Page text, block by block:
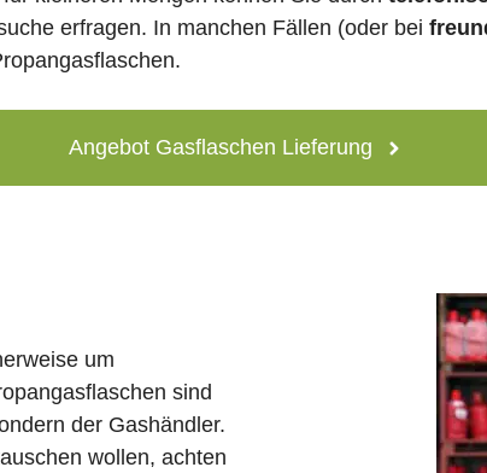
erfragen. In manchen Fällen (oder bei
Angebot Gasflaschen Lieferung
um
sind
der Gashändler.
wollen, achten